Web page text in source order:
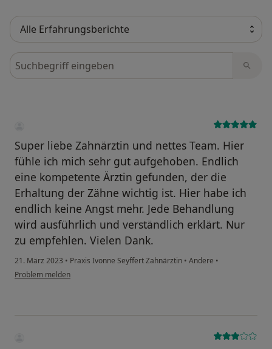
Bewertungen durchsuchen
Super liebe Zahnärztin und nettes Team. Hier
fühle ich mich sehr gut aufgehoben. Endlich
eine kompetente Ärztin gefunden, der die
Erhaltung der Zähne wichtig ist. Hier habe ich
endlich keine Angst mehr. Jede Behandlung
wird ausführlich und verständlich erklärt. Nur
zu empfehlen. Vielen Dank.
21. März 2023 • Praxis Ivonne Seyffert Zahnärztin • Andere •
Problem melden